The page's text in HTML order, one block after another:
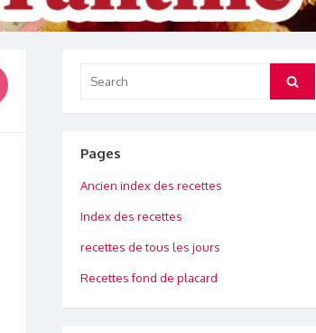
for:
Search
Pages
Ancien index des recettes
Index des recettes
recettes de tous les jours
Recettes fond de placard